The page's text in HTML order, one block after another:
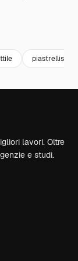
piastrellista
lavori. Oltre
e studi.